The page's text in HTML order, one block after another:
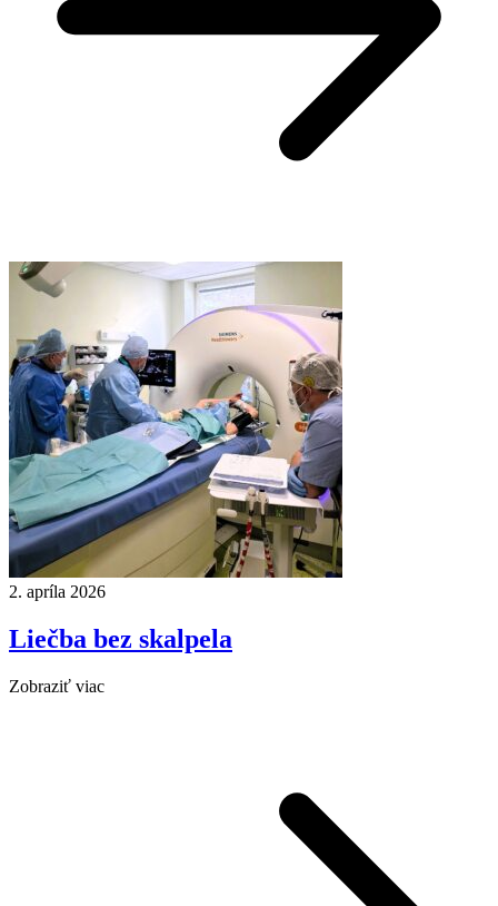
2. apríla 2026
Liečba bez skalpela
Zobraziť viac